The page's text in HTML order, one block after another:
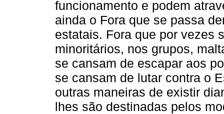
funcionamento e podem
ainda o Fora que se passa
estatais. Fora que por vezes
minoritários, nos grupos,
se cansam de escapar aos
se cansam de lutar contra o
outras maneiras de existir
lhes são destinadas pelos